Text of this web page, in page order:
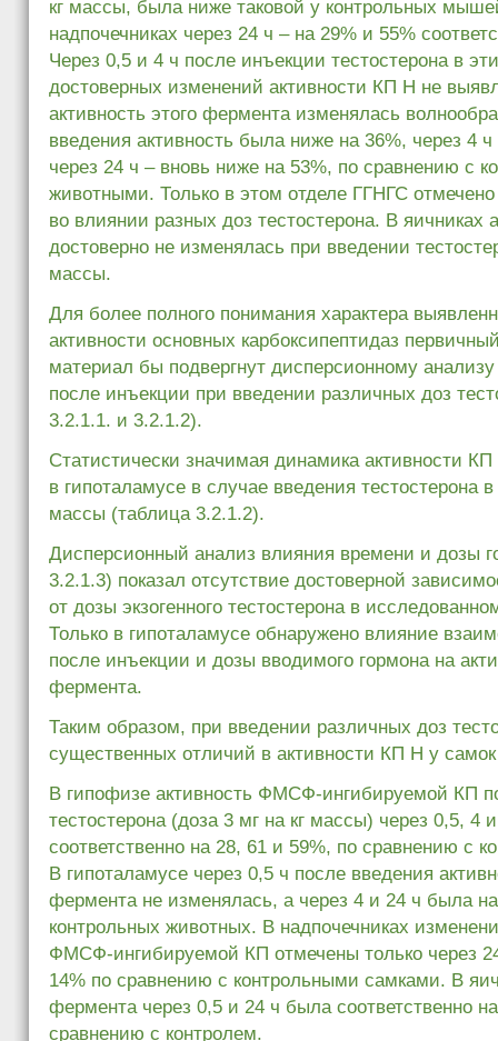
кг массы, была ниже таковой у контрольных
надпочечниках через 24 ч – на 29% и 55%
Через 0,5 и 4 ч после инъекции тестостерона в
достоверных изменений активности КП Н не
активность этого фермента изменялась
введения активность была ниже на 36%, через 4
через 24 ч – вновь ниже на 53%, по сравнению с
животными. Только в этом отделе ГГНГС
во влиянии разных доз тестостерона. В яичниках
достоверно не изменялась при введении
массы.
Для более полного понимания характера
активности основных карбоксипептидаз
материал бы подвергнут дисперсионному
после инъекции при введении различных доз
3.2.1.1. и 3.2.1.2).
Статистически значимая динамика активности
в гипоталамусе в случае введения тестостерона в
массы (таблица 3.2.1.2).
Дисперсионный анализ влияния времени и дозы
3.2.1.3) показал отсутствие достоверной
от дозы экзогенного тестостерона в
Только в гипоталамусе обнаружено влияние
после инъекции и дозы вводимого гормона на
фермента.
Таким образом, при введении различных доз
существенных отличий в активности КП Н у
В гипофизе активность ФМСФ-ингибируемой КП
тестостерона (доза 3 мг на кг массы) через 0,5, 4
соответственно на 28, 61 и 59%, по сравнению с
В гипоталамусе через 0,5 ч после введения
фермента не изменялась, а через 4 и 24 ч была
контрольных животных. В надпочечниках
ФМСФ-ингибируемой КП отмечены только через
14% по сравнению с контрольными самками. В
фермента через 0,5 и 24 ч была соответственно
сравнению с контролем.